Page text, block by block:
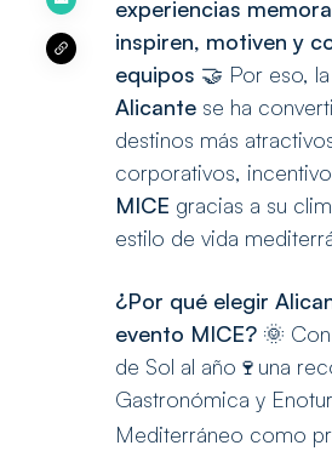
experiencias
inspiren, motiven y
equipos 🤝 Por eso, la
Alicante se ha
destinos más
corporativos,
MICE gracias a su
estilo de vida
¿Por qué elegir
evento MICE? 🌞
de Sol al año🍷una
Gastronómica y
Mediterráneo como